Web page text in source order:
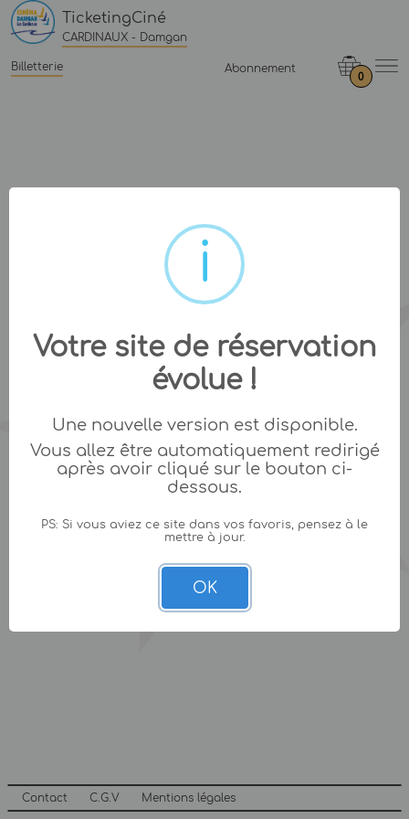
TicketingCiné
CARDINAUX - Damgan
Billetterie Abonnement
0
Contact C.G.V Mentions légales
Votre site de réservation
évolue !
Une nouvelle version est disponible.
Vous allez être automatiquement redirigé
après avoir cliqué sur le bouton ci-
dessous.
PS: Si vous aviez ce site dans vos favoris, pensez à le
mettre à jour.
OK